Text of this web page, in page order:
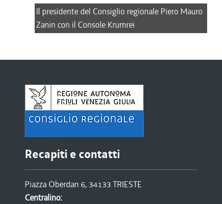
Il presidente del Consiglio regionale Piero Mauro
Zanin con il Console Krumrei
Recapiti e contatti
Piazza Oberdan 6, 34133 TRIESTE
Centralino: